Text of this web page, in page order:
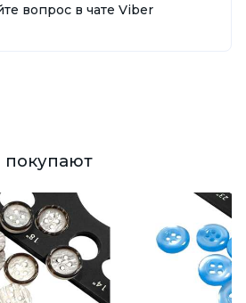
вопрос в чате Viber
покупают